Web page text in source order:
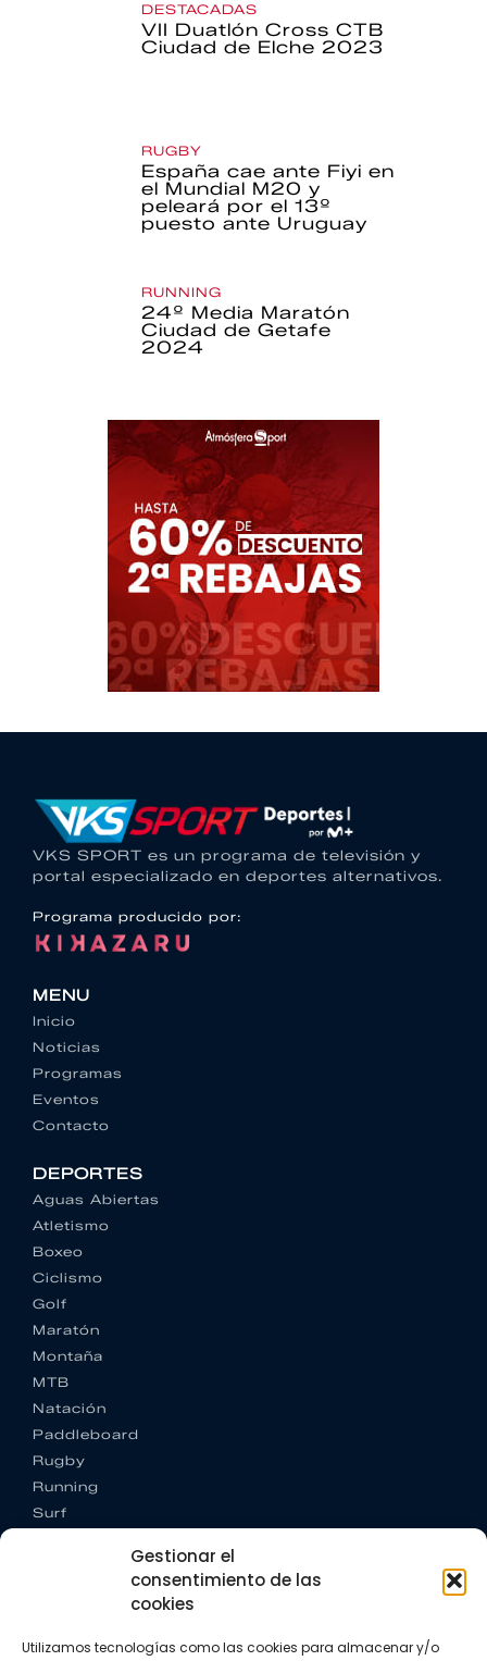
Gestionar el
consentimiento de las
cookies
Utilizamos tecnologías como las cookies para almacenar y/o
DESTACADAS
VII Duatlón Cross CTB
Ciudad de Elche 2023
RUGBY
España cae ante Fiyi en
el Mundial M20 y
peleará por el 13º
puesto ante Uruguay
RUNNING
24º Media Maratón
Ciudad de Getafe
2024
VKS SPORT es un programa de televisión y
portal especializado en deportes alternativos.
Programa producido por:
MENU
Inicio
Noticias
Programas
Eventos
Contacto
DEPORTES
Aguas Abiertas
Atletismo
Boxeo
Ciclismo
Golf
Maratón
Montaña
MTB
Natación
Paddleboard
Rugby
Running
Surf
CONTACTO
+34 662 342 177